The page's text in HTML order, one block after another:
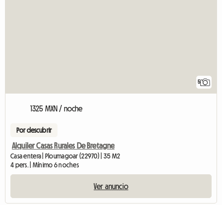
5
1325 MXN / noche
Por descubrir
Alquiler Casas Rurales De Bretagne
Casa entera | Ploumagoar (22970) | 35 M2
4 pers. | Mínimo 6 noches
Ver anuncio